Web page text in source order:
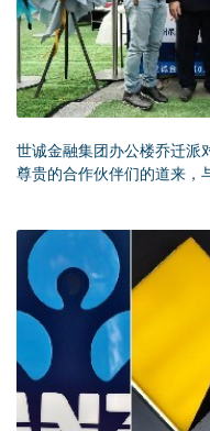
世诚金融集团办公楼乔迁派
尊贵的合作伙伴们的道来，